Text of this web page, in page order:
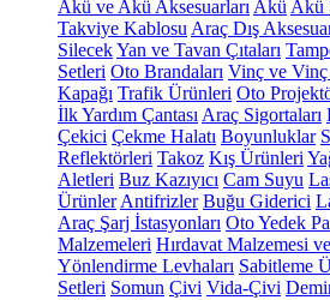
Akü ve Akü Aksesuarları Akü Akü
Takviye Kablosu Araç Dış
SilecekYan ve Tavan Çıtaları
Setleri Oto Brandaları Vinç ve Vinç
Kapağı Trafik Ürünleri Oto
İlk Yardım Çantası Araç Sigortaları
Çekici Çekme Halatı Boyunluklar
Reflektörleri Takoz Kış Ürünleri
Aletleri Buz Kazıyıcı Cam Suyu
Ürünler Antifrizler Buğu Giderici
Araç Şarj İstasyonları Oto Yedek
Malzemeleri Hırdavat Malzemesi
Yönlendirme Levhaları Sabitleme
Setleri Somun Çivi Vida-Çivi